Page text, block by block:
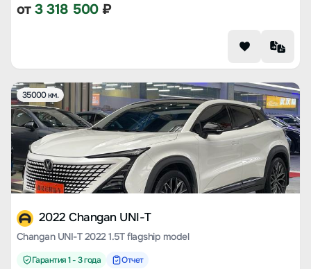
от3 318 500₽
35000 км.
2022 Changan UNI-T
Changan UNI-T 2022 1.5T flagship model
Гарантия 1 - 3 года Отчет